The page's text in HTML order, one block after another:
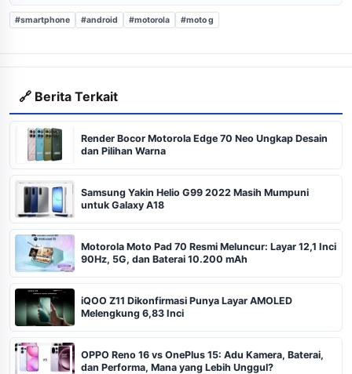
#smartphone #android #motorola #moto g
🔗 Berita Terkait
Render Bocor Motorola Edge 70 Neo Ungkap Desain
dan Pilihan Warna
Samsung Yakin Helio G99 2022 Masih Mumpuni
untuk Galaxy A18
Motorola Moto Pad 70 Resmi Meluncur: Layar 12,1 Inci
90Hz, 5G, dan Baterai 10.200 mAh
iQOO Z11 Dikonfirmasi Punya Layar AMOLED
Melengkung 6,83 Inci
OPPO Reno 16 vs OnePlus 15: Adu Kamera, Baterai,
dan Performa, Mana yang Lebih Unggul?